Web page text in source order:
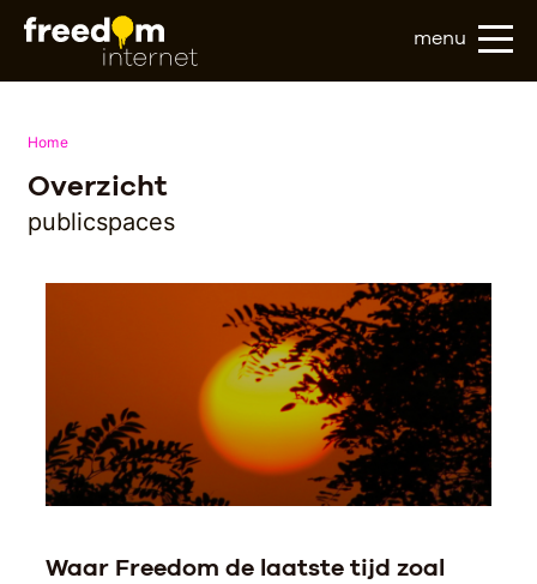
menu
Home
Overzicht
publicspaces
Waar Freedom de laatste tijd zoal